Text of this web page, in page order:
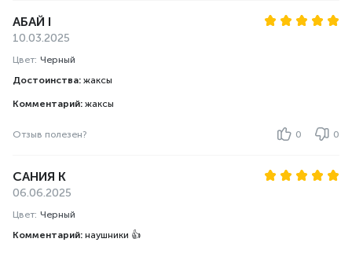
АБАЙ І
10.03.2025
Цвет: Черный
Достоинства: жаксы
Комментарий: жаксы
Отзыв полезен? 0 0
САНИЯ К
06.06.2025
Цвет: Черный
Комментарий: наушники 👍